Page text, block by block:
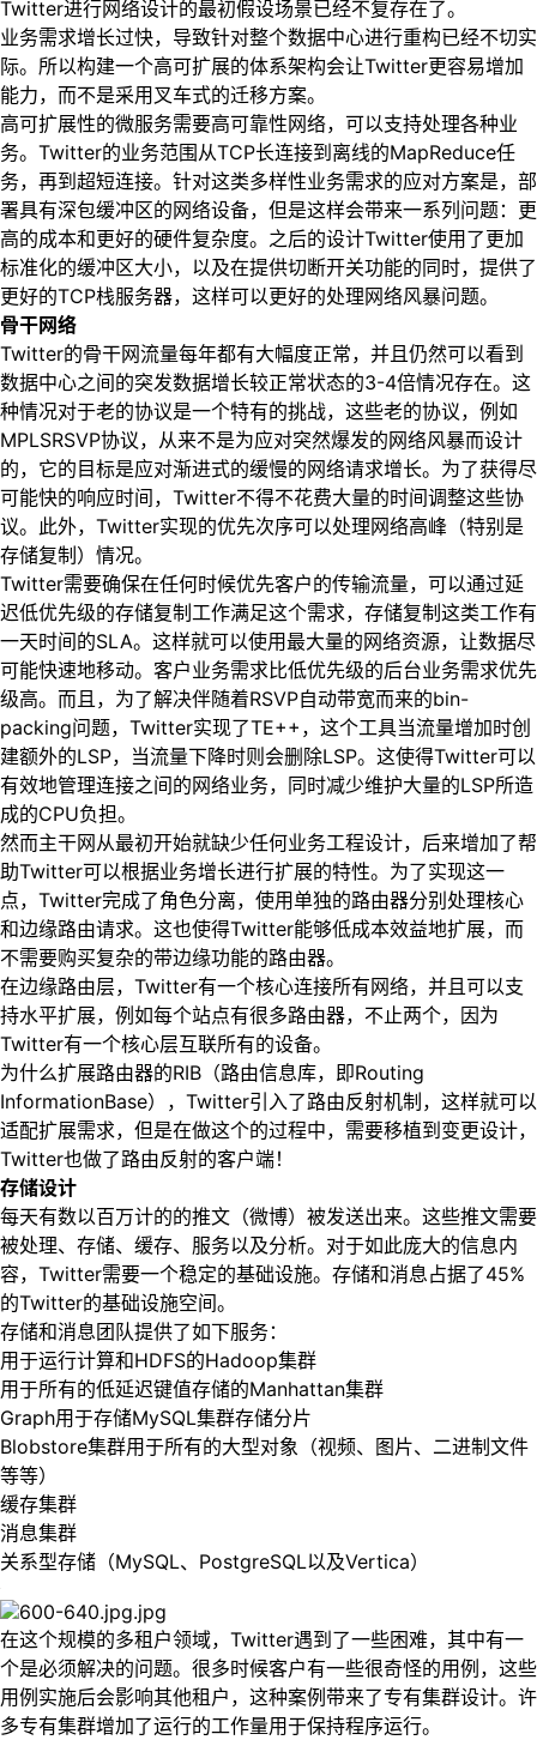
Twitter进行网络设计的最初假设场景已经不复存在了。
业务需求增长过快，导致针对整个数据中心进行重构已经不切实
际。所以构建一个高可扩展的体系架构会让Twitter更容易增加
能力，而不是采用叉车式的迁移方案。
高可扩展性的微服务需要高可靠性网络，可以支持处理各种业
务。Twitter的业务范围从TCP长连接到离线的MapReduce任
务，再到超短连接。针对这类多样性业务需求的应对方案是，部
署具有深包缓冲区的网络设备，但是这样会带来一系列问题：更
高的成本和更好的硬件复杂度。之后的设计Twitter使用了更加
标准化的缓冲区大小，以及在提供切断开关功能的同时，提供了
更好的TCP栈服务器，这样可以更好的处理网络风暴问题。
骨干网络
Twitter的骨干网流量每年都有大幅度正常，并且仍然可以看到
数据中心之间的突发数据增长较正常状态的3-4倍情况存在。这
种情况对于老的协议是一个特有的挑战，这些老的协议，例如
MPLSRSVP协议，从来不是为应对突然爆发的网络风暴而设计
的，它的目标是应对渐进式的缓慢的网络请求增长。为了获得尽
可能快的响应时间，Twitter不得不花费大量的时间调整这些协
议。此外，Twitter实现的优先次序可以处理网络高峰（特别是
存储复制）情况。
Twitter需要确保在任何时候优先客户的传输流量，可以通过延
迟低优先级的存储复制工作满足这个需求，存储复制这类工作有
一天时间的SLA。这样就可以使用最大量的网络资源，让数据尽
可能快速地移动。客户业务需求比低优先级的后台业务需求优先
级高。而且，为了解决伴随着RSVP自动带宽而来的bin-
packing问题，Twitter实现了TE++，这个工具当流量增加时创
建额外的LSP，当流量下降时则会删除LSP。这使得Twitter可以
有效地管理连接之间的网络业务，同时减少维护大量的LSP所造
成的CPU负担。
然而主干网从最初开始就缺少任何业务工程设计，后来增加了帮
助Twitter可以根据业务增长进行扩展的特性。为了实现这一
点，Twitter完成了角色分离，使用单独的路由器分别处理核心
和边缘路由请求。这也使得Twitter能够低成本效益地扩展，而
不需要购买复杂的带边缘功能的路由器。
在边缘路由层，Twitter有一个核心连接所有网络，并且可以支
持水平扩展，例如每个站点有很多路由器，不止两个，因为
Twitter有一个核心层互联所有的设备。
为什么扩展路由器的RIB（路由信息库，即Routing
InformationBase），Twitter引入了路由反射机制，这样就可以
适配扩展需求，但是在做这个的过程中，需要移植到变更设计，
Twitter也做了路由反射的客户端！
存储设计
每天有数以百万计的的推文（微博）被发送出来。这些推文需要
被处理、存储、缓存、服务以及分析。对于如此庞大的信息内
容，Twitter需要一个稳定的基础设施。存储和消息占据了45%
的Twitter的基础设施空间。
存储和消息团队提供了如下服务：
用于运行计算和HDFS的Hadoop集群
用于所有的低延迟键值存储的Manhattan集群
Graph用于存储MySQL集群存储分片
Blobstore集群用于所有的大型对象（视频、图片、二进制文件
等等）
缓存集群
消息集群
关系型存储（MySQL、PostgreSQL以及Vertica）
在这个规模的多租户领域，Twitter遇到了一些困难，其中有一
个是必须解决的问题。很多时候客户有一些很奇怪的用例，这些
用例实施后会影响其他租户，这种案例带来了专有集群设计。许
多专有集群增加了运行的工作量用于保持程序运行。